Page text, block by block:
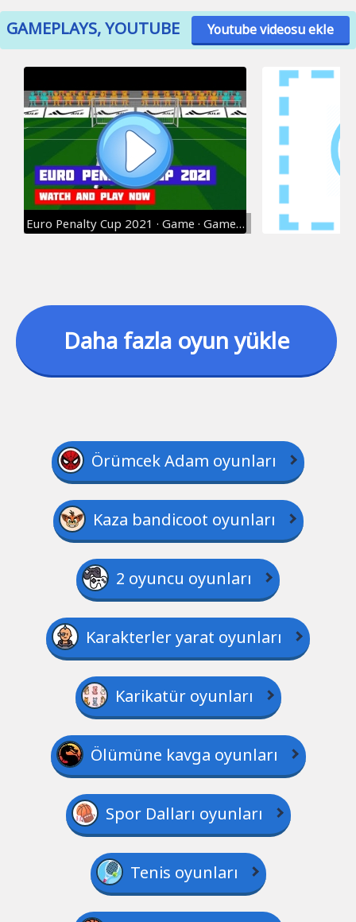
GAMEPLAYS, YOUTUBE Youtube videosu ekle
Euro Penalty Cup 2021 · Game · Gameplay
Daha fazla oyun yükle
Örümcek Adam oyunları
Kaza bandicoot oyunları
2 oyuncu oyunları
Karakterler yarat oyunları
Karikatür oyunları
Ölümüne kavga oyunları
Spor Dalları oyunları
Tenis oyunları